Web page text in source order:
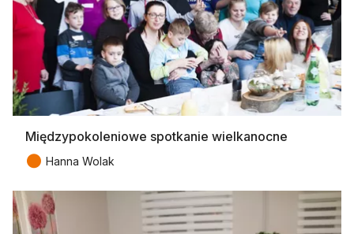
Międzypokoleniowe spotkanie wielkanocne
● Hanna Wolak